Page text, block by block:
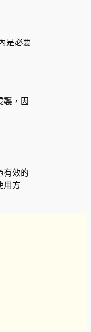
是必要
襲，因
有效的
用方